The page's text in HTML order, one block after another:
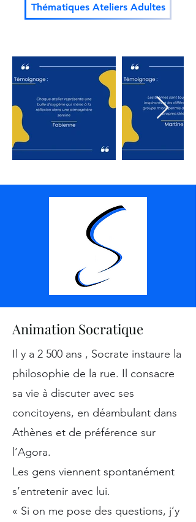
Thématiques Ateliers Adultes
Animation Socratique
Il y a 2 500 ans , Socrate instaure la
philosophie de la rue. Il consacre
sa vie à discuter avec ses
concitoyens, en déambulant dans
Athènes et de préférence sur
l’Agora.
Les gens viennent spontanément
s’entretenir avec lui.
« Si on me pose des questions, j’y